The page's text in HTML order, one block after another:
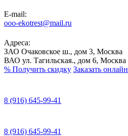
E-mail:
ooo-ekotrest@mail.ru
Адреса:
ЗАО Очаковское ш., дом 3, Москва
ВАО ул. Тагильская., дом 6, Москва
% Получить скидку Заказать онлайн
8 (916) 645-99-41
8 (916) 645-99-41